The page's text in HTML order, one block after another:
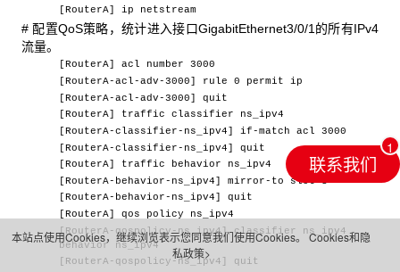
[RouterA] ip netstream
# 配置QoS策略，统计进入接口GigabitEthernet3/0/1的所有IPv4
流量。
[RouterA] acl number 3000
[RouterA-acl-adv-3000] rule 0 permit ip
[RouterA-acl-adv-3000] quit
[RouterA] traffic classifier ns_ipv4
[RouterA-classifier-ns_ipv4] if-match acl 3000
[RouterA-classifier-ns_ipv4] quit
[RouterA] traffic behavior ns_ipv4
[RouterA-behavior-ns_ipv4] mirror-to slot 3
[RouterA-behavior-ns_ipv4] quit
[RouterA] qos policy ns_ipv4
[RouterA-qospolicy-ns_ipv4] classifier ns_ipv4
behavior ns_ipv4
[RouterA-qospolicy-ns_ipv4] quit
联系我们
本站点使用Cookies，继续浏览表示您同意我们使用Cookies。Cookies和隐
私政策>